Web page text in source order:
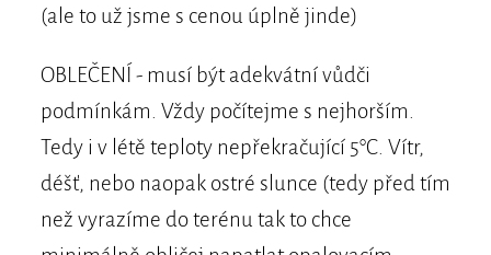
(ale to už jsme s cenou úplně jinde)
OBLEČENÍ - musí být adekvátní vůdči
podmínkám. Vždy počítejme s nejhorším.
Tedy i v létě teploty nepřekračující 5°C. Vítr,
déšť, nebo naopak ostré slunce (tedy před tím
než vyrazíme do terénu tak to chce